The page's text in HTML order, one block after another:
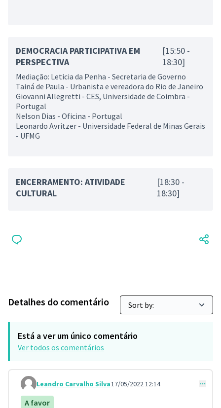
DEMOCRACIA PARTICIPATIVA EM
PERSPECTIVA
[15:50 -
18:30]
Mediação: Leticia da Penha - Secretaria de Governo
Tainá de Paula - Urbanista e vereadora do Rio de Janeiro
Giovanni Allegretti - CES, Universidade de Coimbra -
Portugal
Nelson Dias - Oficina - Portugal
Leonardo Avritzer - Universidade Federal de Minas Gerais
- UFMG
ENCERRAMENTO: ATIVIDADE
CULTURAL
[18:30 -
18:30]
Detalhes do comentário
Está a ver um único comentário
Ver todos os comentários
Comment 26
Leandro Carvalho Silva17/05/2022 12:14
A favor